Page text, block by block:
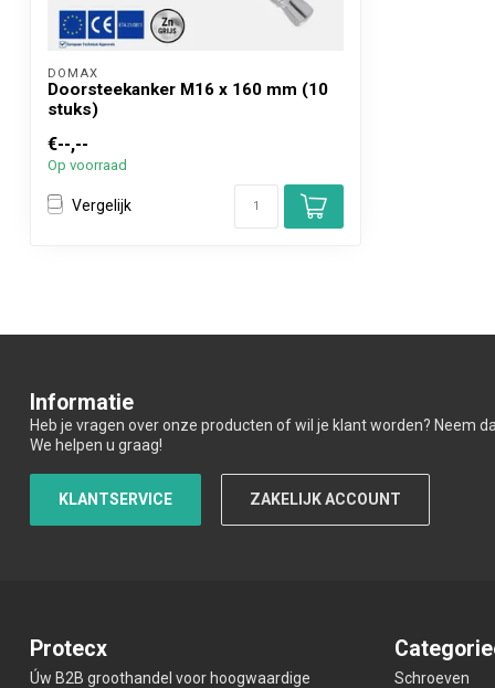
DOMAX
Doorsteekanker M16 x 160 mm (10
stuks)
€--,--
Op voorraad
Vergelijk
Informatie
Heb je vragen over onze producten of wil je klant worden? Neem
We helpen u graag!
KLANTSERVICE ZAKELIJK ACCOUNT
Protecx
Úw B2B groothandel voor hoogwaardige
Schroeven